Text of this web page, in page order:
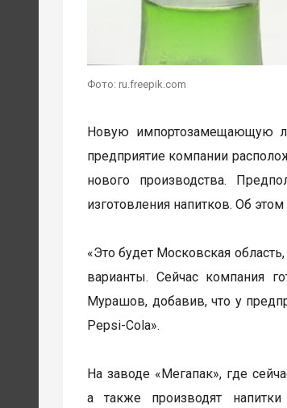
Фото: ru.freepik.com
Новую импортозамещающую
предприятие компании
нового производства.
изготовления напитков. Об
«Это будет Московская
варианты. Сейчас компания
Мурашов, добавив, что у
Pepsi-Cola».
На заводе «Мегапак», где
а также производят